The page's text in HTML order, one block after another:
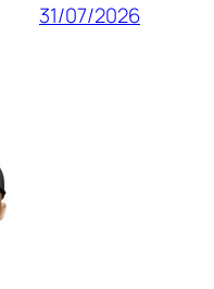
31/07/2026